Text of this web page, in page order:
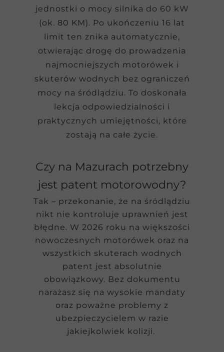
jednostki o mocy silnika do 60 kW
(ok. 80 KM). Po ukończeniu 16 lat
limit ten znika automatycznie,
otwierając drogę do prowadzenia
najmocniejszych motorówek i
skuterów wodnych bez ograniczeń
mocy na śródlądziu. To doskonała
lekcja odpowiedzialności i
praktycznych umiejętności, które
zostają na całe życie.
Czy na Mazurach potrzebny
jest patent motorowodny?
Tak – przekonanie, że na śródlądziu
nikt nie kontroluje uprawnień jest
błędne. W 2026 roku na większości
nowoczesnych motorówek oraz na
wszystkich skuterach wodnych
patent jest absolutnie
obowiązkowy. Bez dokumentu
narażasz się na wysokie mandaty
oraz poważne problemy z
ubezpieczycielem w razie
jakiejkolwiek kolizji.